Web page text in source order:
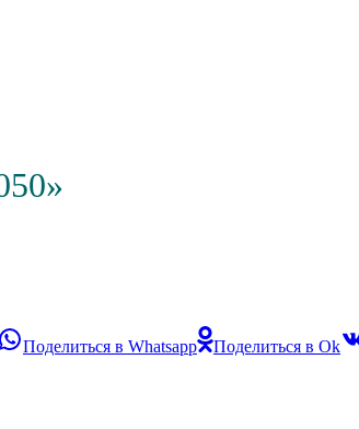
Поделиться в Whatsapp Поделиться в Ok